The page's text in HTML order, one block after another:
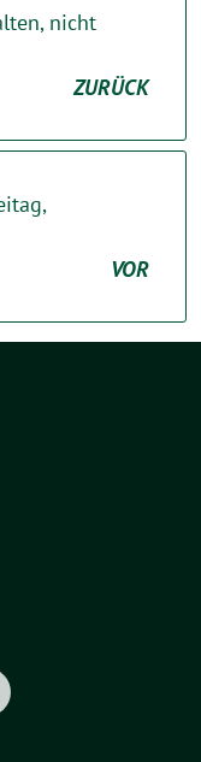
nicht
ZURÜCK
VOR